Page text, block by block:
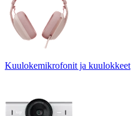
Kuulokemikrofonit ja kuulokkeet